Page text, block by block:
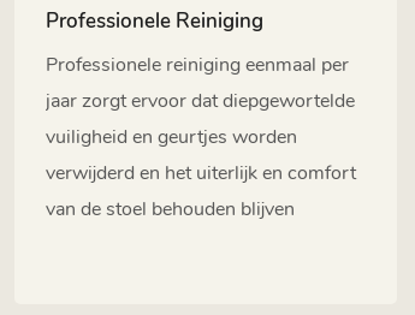
Professionele Reiniging
Professionele reiniging eenmaal per
jaar zorgt ervoor dat diepgewortelde
vuiligheid en geurtjes worden
verwijderd en het uiterlijk en comfort
van de stoel behouden blijven